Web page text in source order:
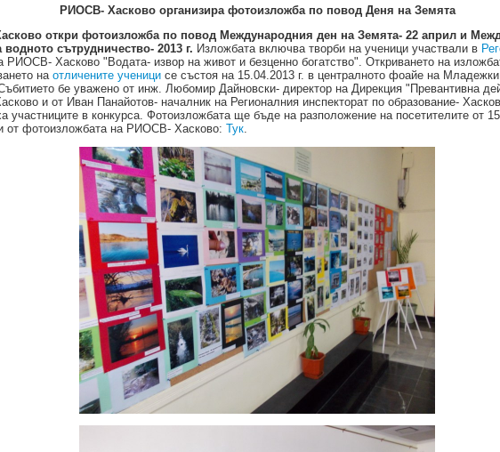
РИОСВ- Хасково организира фотоизложба по повод Деня на Земята
откри фотоизложба по повод Международния ден на Земята- 22 април и
водното сътрудничество- 2013 г. Изложбата включва творби на ученици участвали в
РИОСВ- Хасково "Водата- извор на живот и безценно богатство". Откриването на
наотличените ученици се състоя на 15.04.2013 г. в централното фоайе на
бе уважено от инж. Любомир Дайновски- директор на Дирекция "Превантивна
и от Иван Панайотов- началник на Регионалния инспекторат по образование-
участниците в конкурса. Фотоизложбата ще бъде на разположение на посетителите от
от фотоизложбата на РИОСВ- Хасково: Тук.